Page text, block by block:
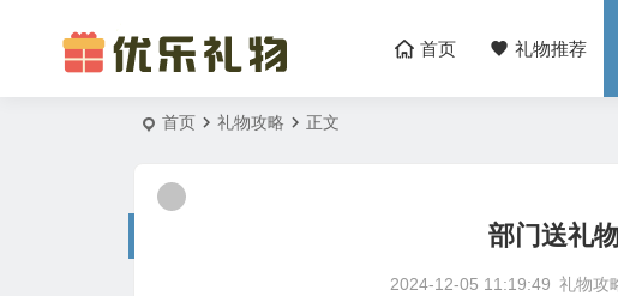
首页 礼物推荐
首页 礼物攻略 正文
部门送礼
2024-12-05 11:19:49 礼物攻